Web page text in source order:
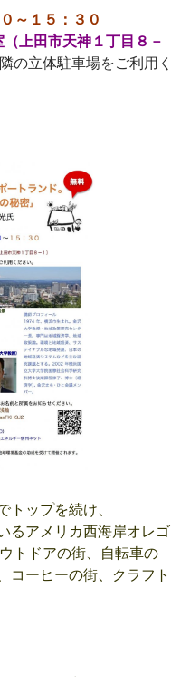
～１５：３０
上田市天神１丁目８－
立体駐車場をご利用く
ップを続け、
るアメリカ西海岸オレゴ
トドアの街、自転車の
コーヒーの街、クラフト